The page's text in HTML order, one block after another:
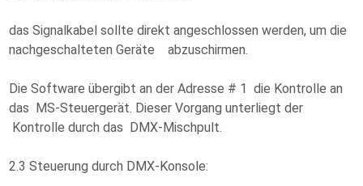
das Signalkabel sollte direkt angeschlossen werden, um die
nachgeschalteten Geräte abzuschirmen.
Die Software übergibt an der Adresse # 1 die Kontrolle an
das MS-Steuergerät. Dieser Vorgang unterliegt der
Kontrolle durch das DMX-Mischpult.
2.3 Steuerung durch DMX-Konsole: